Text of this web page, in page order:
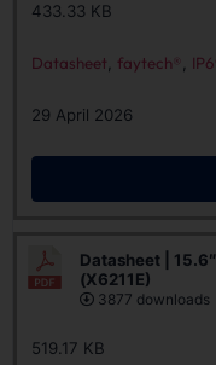
433.33 KB
Datasheet faytech®
29 April 2026
Datasheet |
(X6211E)
3877 downloads
519.17 KB